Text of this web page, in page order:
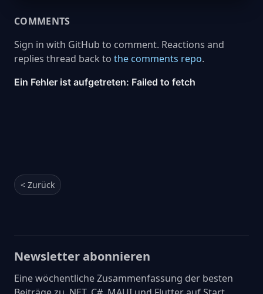
COMMENTS
Sign in with GitHub to comment. Reactions and
replies thread back to the comments repo.
< Zurück
Newsletter abonnieren
Eine wöchentliche Zusammenfassung der besten